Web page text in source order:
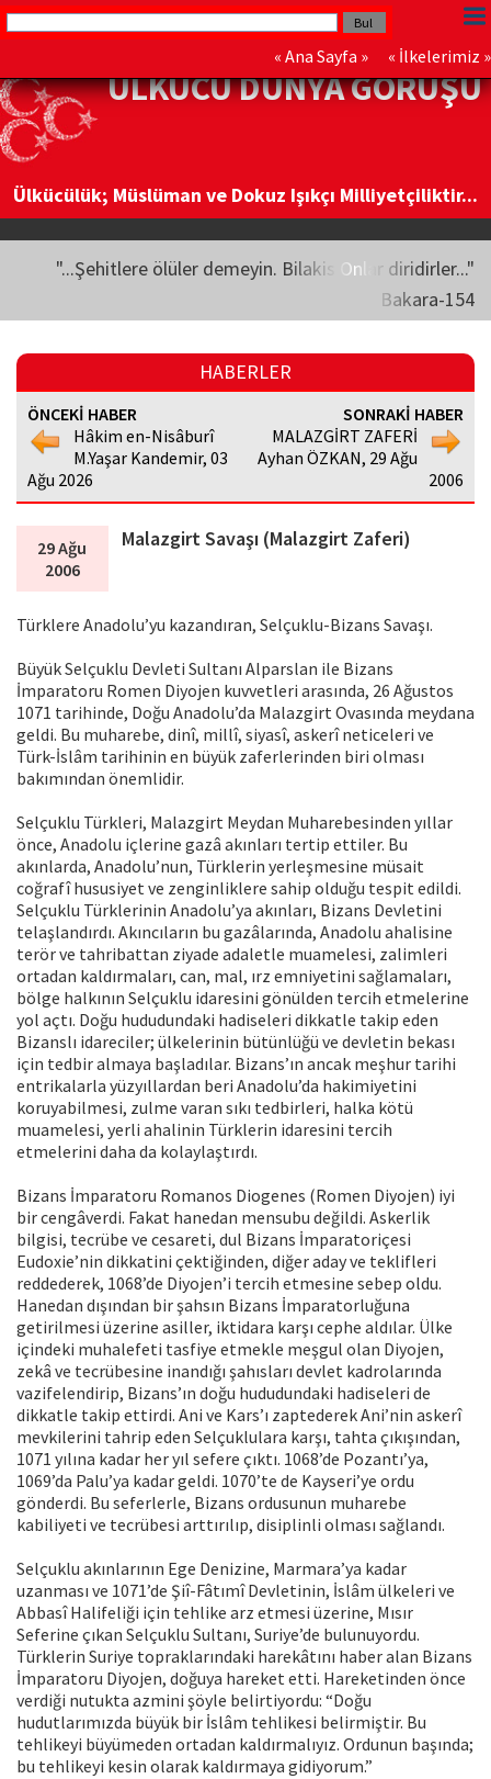
« Ana Sayfa » « İlkelerimiz »
ÜLKÜCÜ DÜNYA GÖRÜŞÜ
Ülkücülük; Müslüman ve Dokuz Işıkçı Milliyetçiliktir...
"...Şehitlere ölüler demeyin. Bilakis Onlar diridirler..."
Bakara-154
HABERLER
ÖNCEKİ HABER
Hâkim en-Nisâburî
M.Yaşar Kandemir, 03
Ağu 2026
SONRAKİ HABER
MALAZGİRT ZAFERİ
Ayhan ÖZKAN, 29 Ağu
2006
29 Ağu
2006
Malazgirt Savaşı (Malazgirt Zaferi)
Türklere Anadolu’yu kazandıran, Selçuklu-Bizans Savaşı.
Büyük Selçuklu Devleti Sultanı Alparslan ile Bizans
İmparatoru Romen Diyojen kuvvetleri arasında, 26 Ağustos
1071 tarihinde, Doğu Anadolu’da Malazgirt Ovasında meydana
geldi. Bu muharebe, dinî, millî, siyasî, askerî neticeleri ve
Türk-İslâm tarihinin en büyük zaferlerinden biri olması
bakımından önemlidir.
Selçuklu Türkleri, Malazgirt Meydan Muharebesinden yıllar
önce, Anadolu içlerine gazâ akınları tertip ettiler. Bu
akınlarda, Anadolu’nun, Türklerin yerleşmesine müsait
coğrafî hususiyet ve zenginliklere sahip olduğu tespit edildi.
Selçuklu Türklerinin Anadolu’ya akınları, Bizans Devletini
telaşlandırdı. Akıncıların bu gazâlarında, Anadolu ahalisine
terör ve tahribattan ziyade adaletle muamelesi, zalimleri
ortadan kaldırmaları, can, mal, ırz emniyetini sağlamaları,
bölge halkının Selçuklu idaresini gönülden tercih etmelerine
yol açtı. Doğu hududundaki hadiseleri dikkatle takip eden
Bizanslı idareciler; ülkelerinin bütünlüğü ve devletin bekası
için tedbir almaya başladılar. Bizans’ın ancak meşhur tarihi
entrikalarla yüzyıllardan beri Anadolu’da hakimiyetini
koruyabilmesi, zulme varan sıkı tedbirleri, halka kötü
muamelesi, yerli ahalinin Türklerin idaresini tercih
etmelerini daha da kolaylaştırdı.
Bizans İmparatoru Romanos Diogenes (Romen Diyojen) iyi
bir cengâverdi. Fakat hanedan mensubu değildi. Askerlik
bilgisi, tecrübe ve cesareti, dul Bizans İmparatoriçesi
Eudoxie’nin dikkatini çektiğinden, diğer aday ve teklifleri
reddederek, 1068’de Diyojen’i tercih etmesine sebep oldu.
Hanedan dışından bir şahsın Bizans İmparatorluğuna
getirilmesi üzerine asiller, iktidara karşı cephe aldılar. Ülke
içindeki muhalefeti tasfiye etmekle meşgul olan Diyojen,
zekâ ve tecrübesine inandığı şahısları devlet kadrolarında
vazifelendirip, Bizans’ın doğu hududundaki hadiseleri de
dikkatle takip ettirdi. Ani ve Kars’ı zaptederek Ani’nin askerî
mevkilerini tahrip eden Selçuklulara karşı, tahta çıkışından,
1071 yılına kadar her yıl sefere çıktı. 1068’de Pozantı’ya,
1069’da Palu’ya kadar geldi. 1070’te de Kayseri’ye ordu
gönderdi. Bu seferlerle, Bizans ordusunun muharebe
kabiliyeti ve tecrübesi arttırılıp, disiplinli olması sağlandı.
Selçuklu akınlarının Ege Denizine, Marmara’ya kadar
uzanması ve 1071’de Şiî-Fâtımî Devletinin, İslâm ülkeleri ve
Abbasî Halifeliği için tehlike arz etmesi üzerine, Mısır
Seferine çıkan Selçuklu Sultanı, Suriye’de bulunuyordu.
Türklerin Suriye topraklarındaki harekâtını haber alan Bizans
İmparatoru Diyojen, doğuya hareket etti. Hareketinden önce
verdiği nutukta azmini şöyle belirtiyordu: “Doğu
hudutlarımızda büyük bir İslâm tehlikesi belirmiştir. Bu
tehlikeyi büyümeden ortadan kaldırmalıyız. Ordunun başında;
bu tehlikeyi kesin olarak kaldırmaya gidiyorum.”